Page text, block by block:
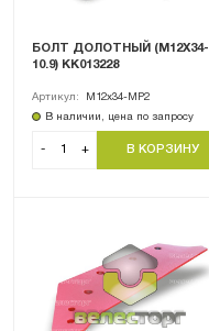
БОЛТ ДОЛОТНЫЙ (M12X34-
10.9) KK013228
Артикул:
M12x34-MP2
В наличии, цена по запросу
- +